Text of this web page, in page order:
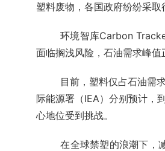
塑料废物，各国政府纷纷采
环境智库Carbon
面临搁浅风险，石油需求峰值
目前，塑料仅占石油需
际能源署（IEA）分别预计，
心地位受到挑战。
在全球禁塑的浪潮下，